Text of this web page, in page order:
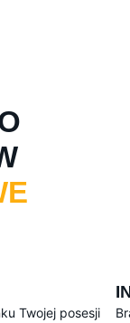
Twojej posesji